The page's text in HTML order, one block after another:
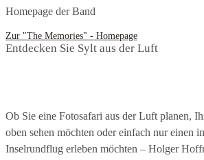
Homepage der Band
Zur "The Memories" - Homepage
Entdecken Sie Sylt aus der Luft
Ob Sie eine Fotosafari aus der Luft planen,
oben sehen möchten oder einfach nur einen
Inselrundflug erleben möchten – Holger